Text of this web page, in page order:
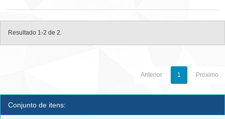
Resultado 1-2 de 2.
Anterior 1 Próximo
Conjunto de itens: